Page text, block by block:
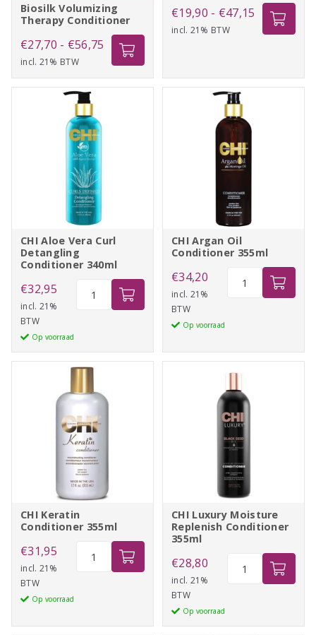
Biosilk Volumizing
Therapy Conditioner
€27,70 - €56,75 Prijsklasse:
€27,70
tot
incl. 21% BTW
€19,90 - €47,15 Prijsklasse:
€19,90
incl. 21% BTW
CHI Aloe Vera Curl
Detangling
Conditioner 340ml
€32,95
incl. 21%
BTW
Op voorraad
Detangling
Conditioner
340ml
CHI Argan Oil
Conditioner 355ml
€34,20
incl. 21%
BTW
Op voorraad
aantal
CHI Keratin
Conditioner 355ml
€31,95
incl. 21%
BTW
Op voorraad
CHI Luxury Moisture
Replenish Conditioner
355ml
€28,80
incl. 21%
BTW
Op voorraad
Conditioner